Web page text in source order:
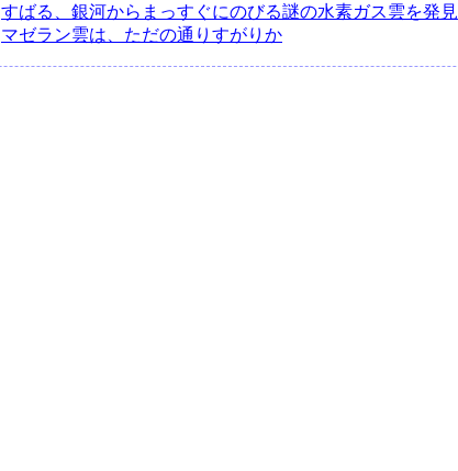
すばる、銀河からまっすぐにのびる謎の水素ガス雲を発見
マゼラン雲は、ただの通りすがりか